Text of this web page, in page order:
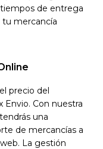
de entrega
mercancía
precio del
Envio. Con nuestra
una
de mercancías a
La gestión